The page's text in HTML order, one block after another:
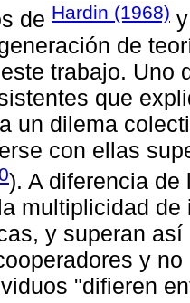
de Hardin (1968)
de
trabajo. Uno
que
un dilema
con ellas
). A diferencia
multiplicidad
y superan
y
"difieren